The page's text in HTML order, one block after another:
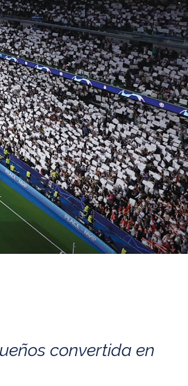
convertida en